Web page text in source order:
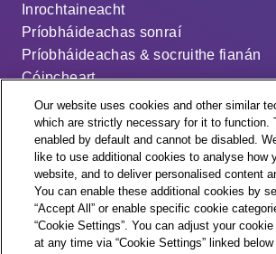
Inrochtaineacht
Príobháideachas sonraí
Príobháideachas & socruithe fianán
Cóipcheart
Séanadh
Ráiteas ar an sclábhaíocht nua-
An cód dáileacháin
Socruithe fianán
Our website uses cookies and other similar
which are strictly necessary for it to function.
enabled by default and cannot be disabled.
like to use additional cookies to analyse how
website, and to deliver personalised content
You can enable these additional cookies by
“Accept All” or enable specific cookie
“Cookie Settings”. You can adjust your
at any time via “Cookie Settings” linked